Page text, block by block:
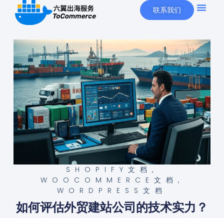
联系我们
SHOPIFY文档 ,
WOOCOMMERCE文档 ,
WORDPRESS文档
如何评估外贸建站公司的技术实力？